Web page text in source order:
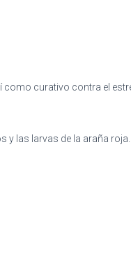
como curativo contra el
y las larvas de la araña roja.